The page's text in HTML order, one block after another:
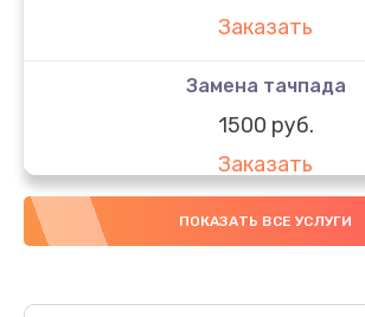
Заказать
Замена тачпада
1500 руб.
Заказать
Замена южного моста
Заказать
ПОКАЗАТЬ ВСЕ УСЛУГИ